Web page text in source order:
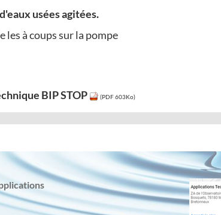
usées agitées.
les à coups sur la pompe
BIP STOP (PDF 603Ko)